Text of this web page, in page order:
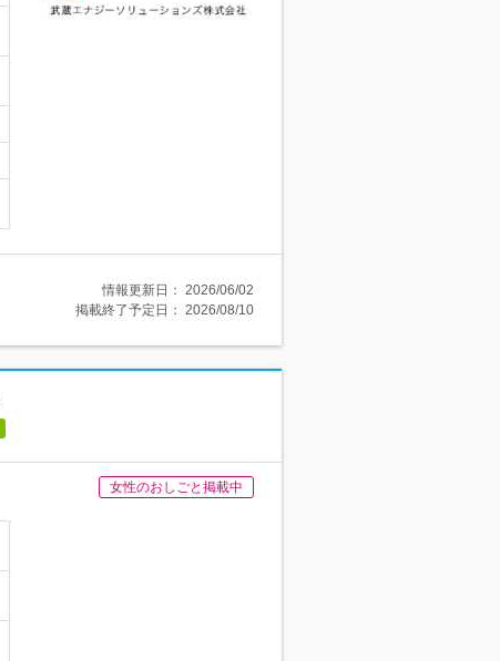
情報更新日： 2026/06/02
掲載終了予定日： 2026/08/10
女性のおしごと掲載中